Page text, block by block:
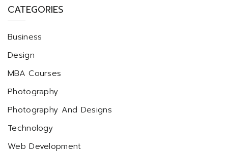
CATEGORIES
Business
Design
MBA Courses
Photography
Photography And Designs
Technology
Web Development